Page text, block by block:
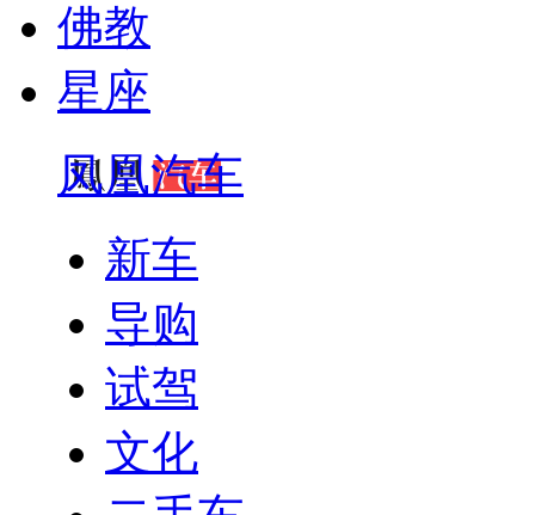
佛教
星座
凤凰汽车
新车
导购
试驾
文化